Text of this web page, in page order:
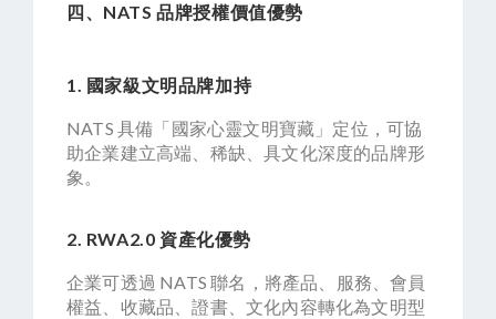
四、NATS 品牌授權價值優勢
1. 國家級文明品牌加持
NATS 具備「國家心靈文明寶藏」定位，可協
助企業建立高端、稀缺、具文化深度的品牌形
象。
2. RWA2.0 資產化優勢
企業可透過 NATS 聯名，將產品、服務、會員
權益、收藏品、證書、文化內容轉化為文明型